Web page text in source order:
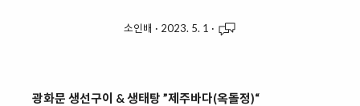
소인배 · 2023. 5. 1 ·
광화문 생선구이 & 생태탕 ”제주바다(옥돌정)“